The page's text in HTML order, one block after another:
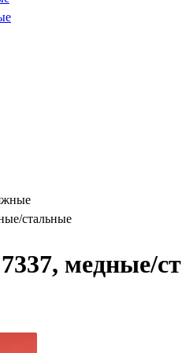
стальные
медные/